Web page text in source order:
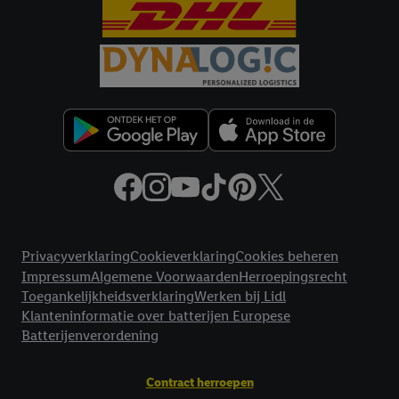
PrivacyverklaringCookieverklaringCookies beheren
ImpressumAlgemene VoorwaardenHerroepingsrecht
ToegankelijkheidsverklaringWerken bij Lidl
Klanteninformatie over batterijen Europese
Batterijenverordening
Contract herroepen
Criteo S.A. beschikt, aan jou kunnen worden toegewezen.
Onder "Aanpassen" kun je aangeven met welke cookies en
vergelijkbare technieken en met welke verwerkingsdoeleinden
je instemt. Verder kan je er meer informatie vinden over de
Door te klikken op "Weigeren", kies je voor de optie dat er enkel
technisch noodzakelijke cookies en vergelijkbare technieken
Door op "Akkoord" te klikken, stem je in met alle verwerkingen
voor alle bovengenoemde doeleinden. Meer informatie,
in onzeprivacyverklaring.Je vindt de impressum voor de Lidl
website hier.Klikhiervoor meer informatie over de cookies die
wij inzetten.